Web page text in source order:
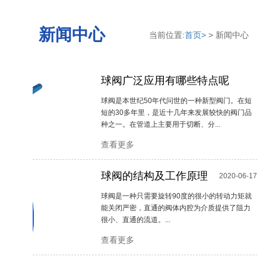
新闻中心 当前位置:首页> > 新闻中心
球阀广泛应用有哪些特点呢
球阀是本世纪50年代问世的一种新型阀门。在短
短的30多年里，是近十几年来发展较快的阀门品
种之一。在管道上主要用于切断、分...
查看更多
球阀的结构及工作原理 2020-06-17
球阀是一种只需要旋转90度的很小的转动力矩就
能关闭严密，直通的阀体内腔为介质提供了阻力
很小、直通的流道。...
查看更多